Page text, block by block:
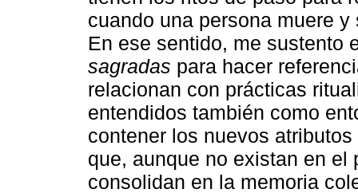
cuando una persona muere
En ese sentido, me sustento
sagradas para hacer
relacionan con prácticas
entendidos también como
contener los nuevos
que, aunque no existan en
consolidan en la memoria